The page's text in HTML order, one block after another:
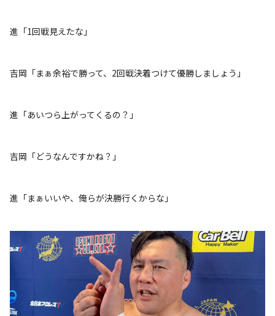
進「1回戦見えたな」
吉岡「まぁ余裕で勝って、2回戦決着つけて優勝しましょう」
進「あいつら上がってくるの？」
吉岡「どうなんですかね？」
進「まぁいいや、俺らが決勝行くからな」